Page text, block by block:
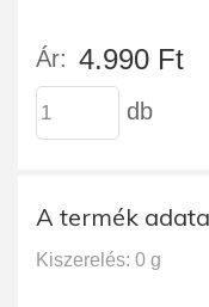
Ár: 4.990 Ft
db
A termék
Kiszerelés: 0 g